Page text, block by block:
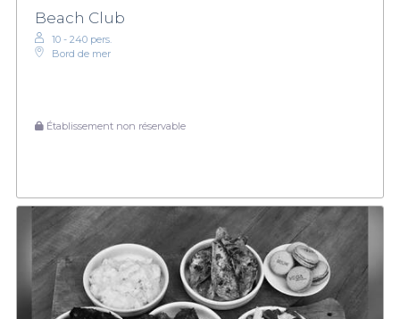
Beach Club
10 - 240 pers.
Bord de mer
Établissement non réservable